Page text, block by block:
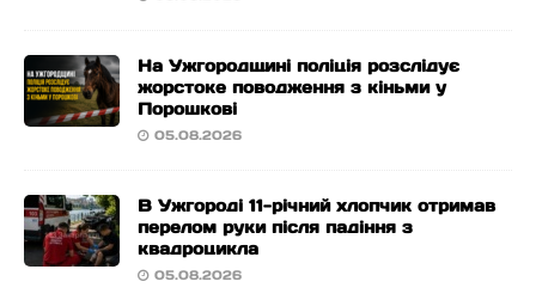
На Ужгородщині поліція розслідує
жорстоке поводження з кіньми у
Порошкові
05.08.2026
В Ужгороді 11-річний хлопчик отримав
перелом руки після падіння з
квадроцикла
05.08.2026